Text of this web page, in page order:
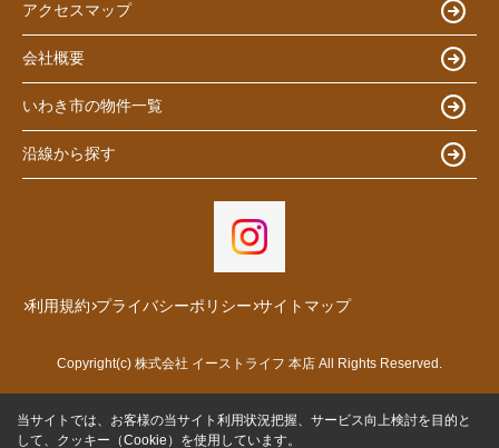
アクセスマップ
会社概要
いわき市の物件一覧
沿線から探す
利用規約 プライバシーポリシー サイトマップ
Copyright(c) 株式会社 イーストライフ 本店 All Rights Reserved.
当サイトでは、お客様の当サイト利用状況把握、サービス向上検討を目的と
して、クッキー（Cookie）を使用しています。